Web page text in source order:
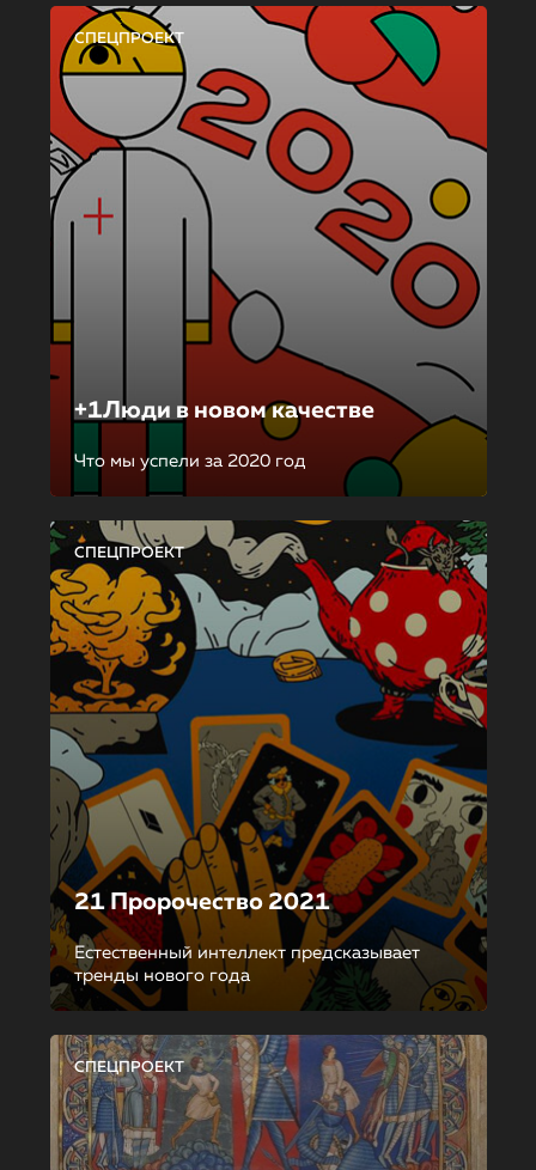
СПЕЦПРОЕКТ
+1Люди в новом качестве
Что мы успели за 2020 год
СПЕЦПРОЕКТ
21 Пророчество 2021
Естественный интеллект предсказывает
тренды нового года
СПЕЦПРОЕКТ